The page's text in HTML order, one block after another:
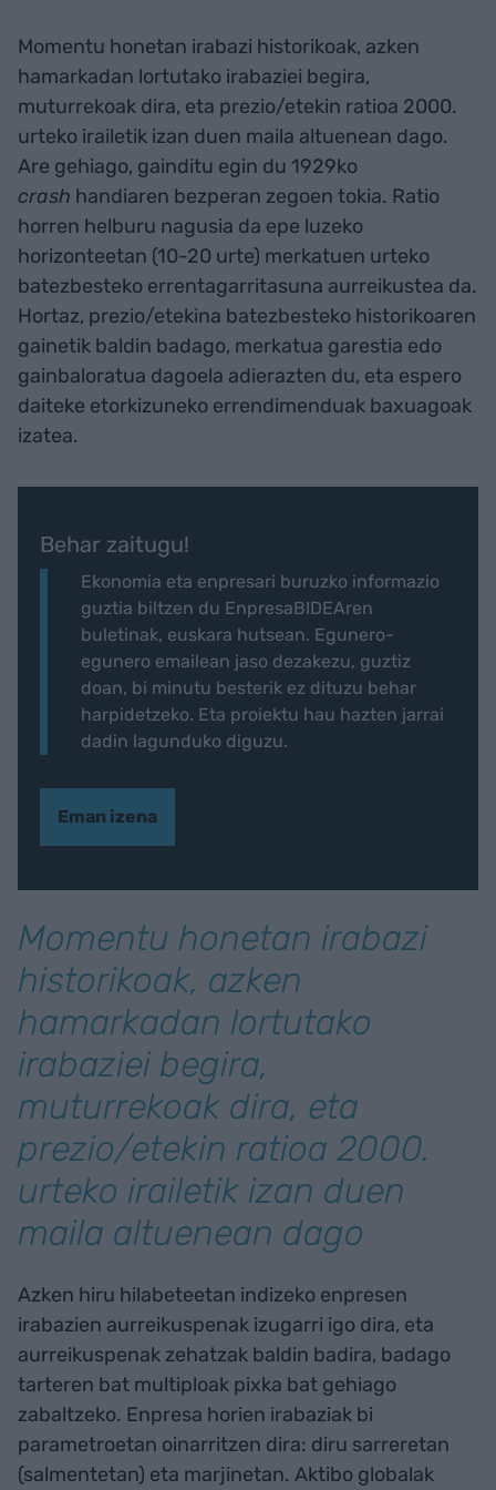
Momentu honetan irabazi historikoak, azken
hamarkadan lortutako irabaziei begira,
muturrekoak dira, eta prezio/etekin ratioa 2000.
urteko irailetik izan duen maila altuenean dago.
Are gehiago, gainditu egin du 1929ko
crash handiaren bezperan zegoen tokia. Ratio
horren helburu nagusia da epe luzeko
horizonteetan (10-20 urte) merkatuen urteko
batezbesteko errentagarritasuna aurreikustea da.
Hortaz, prezio/etekina batezbesteko historikoaren
gainetik baldin badago, merkatua garestia edo
gainbaloratua dagoela adierazten du, eta espero
daiteke etorkizuneko errendimenduak baxuagoak
izatea.
Behar zaitugu!
Ekonomia eta enpresari buruzko informazio
guztia biltzen du EnpresaBIDEAren
buletinak, euskara hutsean. Egunero-
egunero emailean jaso dezakezu, guztiz
doan, bi minutu besterik ez dituzu behar
harpidetzeko. Eta proiektu hau hazten jarrai
dadin lagunduko diguzu.
Eman izena
Momentu honetan irabazi
historikoak, azken
hamarkadan lortutako
irabaziei begira,
muturrekoak dira, eta
prezio/etekin ratioa 2000.
urteko irailetik izan duen
maila altuenean dago
Azken hiru hilabeteetan indizeko enpresen
irabazien aurreikuspenak izugarri igo dira, eta
aurreikuspenak zehatzak baldin badira, badago
tarteren bat multiploak pixka bat gehiago
zabaltzeko. Enpresa horien irabaziak bi
parametroetan oinarritzen dira: diru sarreretan
(salmentetan) eta marjinetan. Aktibo globalak